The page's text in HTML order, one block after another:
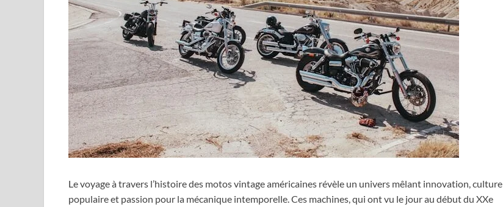
Le voyage à travers l’histoire des motos vintage américaines révèle un univers mêlant innovation, culture
populaire et passion pour la mécanique intemporelle. Ces machines, qui ont vu le jour au début du XXe